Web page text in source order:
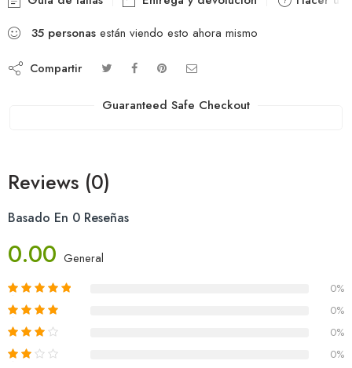
35 personas están viendo esto ahora mismo
Compartir
Guaranteed Safe Checkout
Reviews (0)
Basado En 0 Reseñas
0.00 General
0%
0%
0%
0%